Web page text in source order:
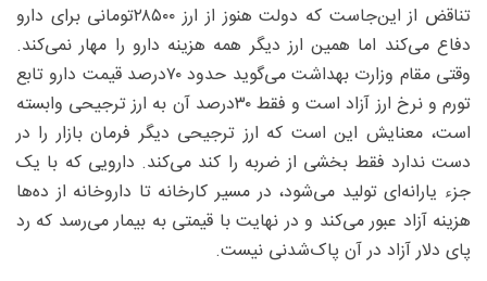
تناقض از این‌جاست که دولت هنوز از ارز ۲۸۵۰۰تومانی برای دارو
دفاع می‌کند اما همین ارز دیگر همه هزینه دارو را مهار نمی‌کند.
وقتی مقام وزارت بهداشت می‌گوید حدود ۷۰‌درصد قیمت دارو تابع
تورم و نرخ ارز آزاد است و فقط ۳۰‌درصد آن به ارز ترجیحی وابسته
است، معنایش این است که ارز ترجیحی دیگر فرمان بازار را در
دست ندارد فقط بخشی از ضربه را کند می‌کند. دارویی که با یک
جزء یارانه‌ای تولید می‌شود، در مسیر کارخانه تا داروخانه از ده‌ها
هزینه آزاد عبور می‌کند و در نهایت با قیمتی به بیمار می‌رسد که رد
پای دلار آزاد در آن پاک‌شدنی نیست.